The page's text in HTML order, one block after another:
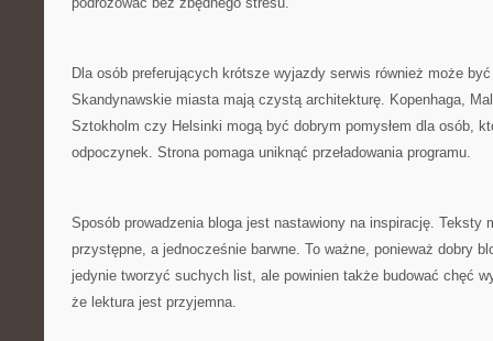
Dla osób preferujących krótsze wyjazdy serwis również może
Skandynawskie miasta mają czystą architekturę. Kopenhaga,
Sztokholm czy Helsinki mogą być dobrym pomysłem dla osób,
odpoczynek. Strona pomaga uniknąć przeładowania programu.
Sposób prowadzenia bloga jest nastawiony na inspirację. Teksty
przystępne, a jednocześnie barwne. To ważne, ponieważ dobry
jedynie tworzyć suchych list, ale powinien także budować chęć
że lektura jest przyjemna.